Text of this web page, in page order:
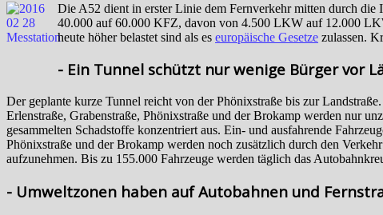
Die A52 dient in erster Linie dem Fernverkehr mitten durch die
40.000 auf 60.000 KFZ, davon von 4.500 LKW auf 12.000
heute höher belastet sind als es europäische Gesetze zulassen.
- Ein Tunnel schützt nur wenige Bürger vor
Der geplante kurze Tunnel reicht von der Phönixstraße bis zur Landstraße.
Erlenstraße, Grabenstraße, Phönixstraße und der Brokamp werden nur
gesammelten Schadstoffe konzentriert aus. Ein- und ausfahrende
Phönixstraße und der Brokamp werden noch zusätzlich durch den
aufzunehmen. Bis zu 155.000 Fahrzeuge werden täglich das
- Umweltzonen haben auf Autobahnen und